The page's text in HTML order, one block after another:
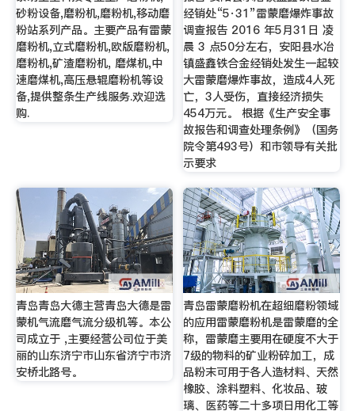
砂粉设备,磨粉机,磨粉机,移动磨
粉站系列产品。主要产品有雷蒙
磨粉机,立式磨粉机,欧版磨粉机,
磨粉机,矿渣磨粉机, 磨煤机,中
速磨煤机,高压悬辊磨粉机等设
备,提供整条生产线服务.欢迎选
购.
经销处“5·31”雷蒙磨爆炸事故
调查报告 2016 年5月31日 凌
晨 3 点50分左右，安阳县水冶
镇盛鑫铁合金经销处发生一起较
大雷蒙磨爆炸事故，造成4人死
亡，3人受伤，直接经济损失
454万元。 根据《生产安全事
故报告和调查处理条例》（国务
院令第493号）和市领导有关批
示要求
青岛青岛大德主营青岛大德是雷
蒙机气流磨气流分级机等。本公
司成立于 ,主要经营公司位于美
丽的山东济宁市山东省济宁市济
安桥北路号。
青岛雷蒙磨粉机在超细磨粉领域
的应用雷蒙磨粉机是雷蒙磨的全
称，雷蒙磨主要用在硬度不大于
7级的物料的矿业粉碎加工，成
品粉末可用于各人造材料、天然
橡胶、涂料塑料、化妆品、玻
璃、医药等二十多项日用化工等